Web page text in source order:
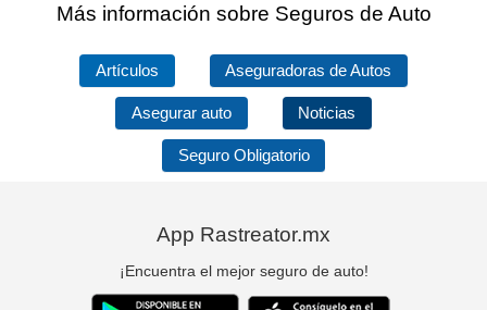
Más información sobre Seguros de Auto
Artículos Aseguradoras de Autos
Asegurar auto Noticias
Seguro Obligatorio
App Rastreator.mx
¡Encuentra el mejor seguro de auto!